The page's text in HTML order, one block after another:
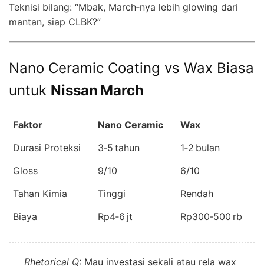
Teknisi bilang: “Mbak, March‑nya lebih glowing dari
mantan, siap CLBK?”
Nano Ceramic Coating vs Wax Biasa
untuk Nissan March
Faktor Nano Ceramic
Wax
Durasi Proteksi
3‑5 tahun
1‑2 bulan
Gloss
9/10
6/10
Tahan Kimia
Tinggi
Rendah
Biaya
Rp4‑6 jt Rp300‑500 rb
Rhetorical Q: Mau investasi sekali atau rela wax